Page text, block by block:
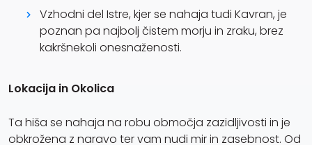
Vzhodni del Istre, kjer se nahaja tudi Kavran, je
poznan pa najbolj čistem morju in zraku, brez
kakršnekoli onesnaženosti.
Lokacija in Okolica
Ta hiša se nahaja na robu območja zazidljivosti in je
obkrožena z naravo ter vam nudi mir in zasebnost. Od